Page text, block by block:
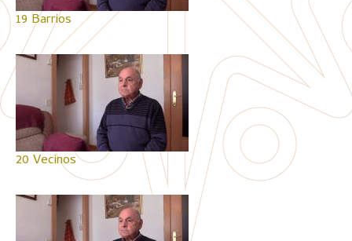
19 Barrios
20 Vecinos